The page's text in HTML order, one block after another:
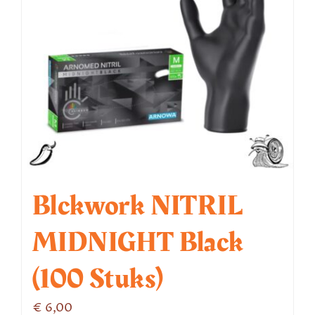
worden
op
de
productpagina
Blckwork NITRIL
MIDNIGHT Black
(100 Stuks)
€ 6,00